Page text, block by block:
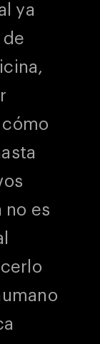
ya
de
no es